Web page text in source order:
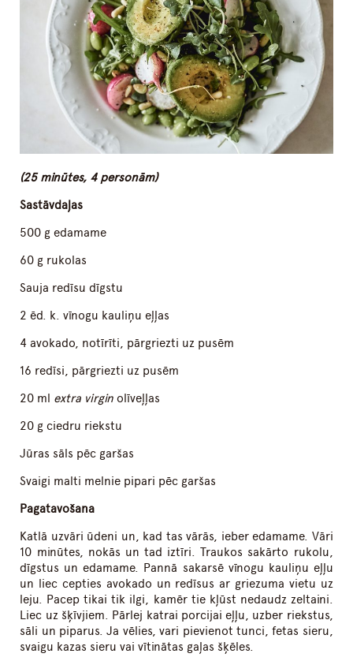
(25 minūtes, 4 personām)
Sastāvdaļas
500 g edamame
60 g rukolas
Sauja redīsu dīgstu
2 ēd. k. vīnogu kauliņu eļļas
4 avokado, notīrīti, pārgriezti uz pusēm
16 redīsi, pārgriezti uz pusēm
20 ml extra virgin olīveļļas
20 g ciedru riekstu
Jūras sāls pēc garšas
Svaigi malti melnie pipari pēc garšas
Pagatavošana
Katlā uzvāri ūdeni un, kad tas vārās, ieber edamame. Vāri
10 minūtes, nokās un tad iztīri. Traukos sakārto rukolu,
dīgstus un edamame. Pannā sakarsē vīnogu kauliņu eļļu
un liec cepties avokado un redīsus ar griezuma vietu uz
leju. Pacep tikai tik ilgi, kamēr tie kļūst nedaudz zeltaini.
Liec uz šķīvjiem. Pārlej katrai porcijai eļļu, uzber riekstus,
sāli un piparus. Ja vēlies, vari pievienot tunci, fetas sieru,
svaigu kazas sieru vai vītinātas gaļas šķēles.